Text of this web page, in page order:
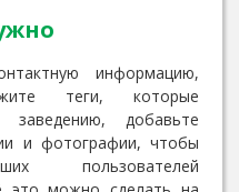
информацию,
теги, которые
заведению, добавьте
и фотографии, чтобы
пользователей